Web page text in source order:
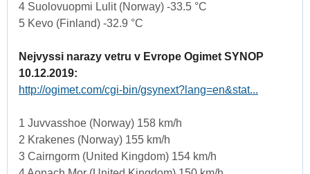
4 Suolovuopmi Lulit (Norway) -33.5 °C
5 Kevo (Finland) -32.9 °C
Nejvyssi narazy vetru v Evrope Ogimet SYNOP
10.12.2019:
http://ogimet.com/cgi-bin/gsynext?lang=en&stat...
1 Juvvasshoe (Norway) 158 km/h
2 Krakenes (Norway) 155 km/h
3 Cairngorm (United Kingdom) 154 km/h